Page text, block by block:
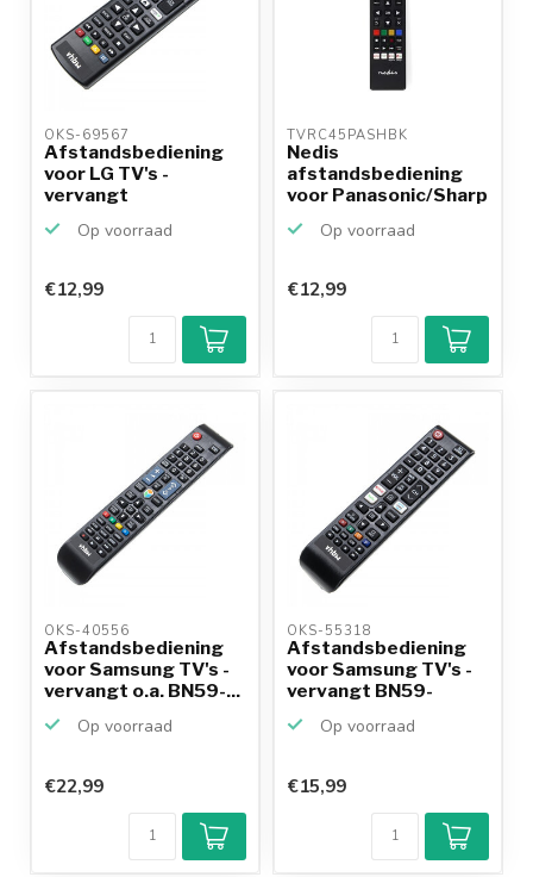
OKS-69567
Afstandsbediening
voor LG TV's -
vervangt
Op voorraad
€12,99
TVRC45PASHBK
Nedis
afstandsbediening
voor Panasonic/Sharp
Op voorraad
€12,99
OKS-40556
Afstandsbediening
voor Samsung TV's -
vervangt o.a. BN59-...
Op voorraad
€22,99
OKS-55318
Afstandsbediening
voor Samsung TV's -
vervangt BN59-
Op voorraad
Klantenbeoordeling
9,2/10
Achteraf
betalen mogelijk
€15,99